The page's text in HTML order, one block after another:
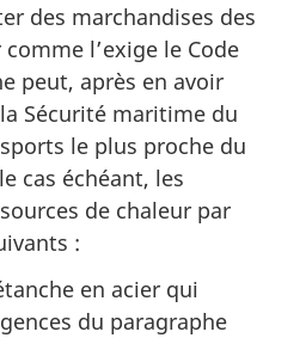
des marchandises des
l’exige le Code
peut, après en avoir
Sécurité maritime du
le plus proche du
cas échéant, les
de chaleur par
:
en acier qui
du paragraphe